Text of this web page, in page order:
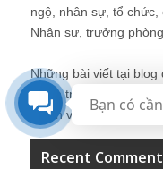
ngộ, nhân sự, tổ
Nhân sự, trưởng
Những bài viết tại
Quản trị Nhân sự
thành viên khác trong
Recent
Bạn có